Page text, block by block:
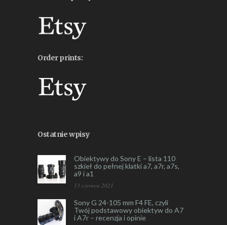
Order prints:
Ostatnie wpisy
Obiektywy do Sony E – lista 110
szkieł do pełnej klatki a7, a7r, a7s,
a9 i a1
13 czerwca 2021
Sony G 24-105 mm F4 FE, czyli
Twój podstawowy obiektyw do A7
i A7r – recenzja i opinie